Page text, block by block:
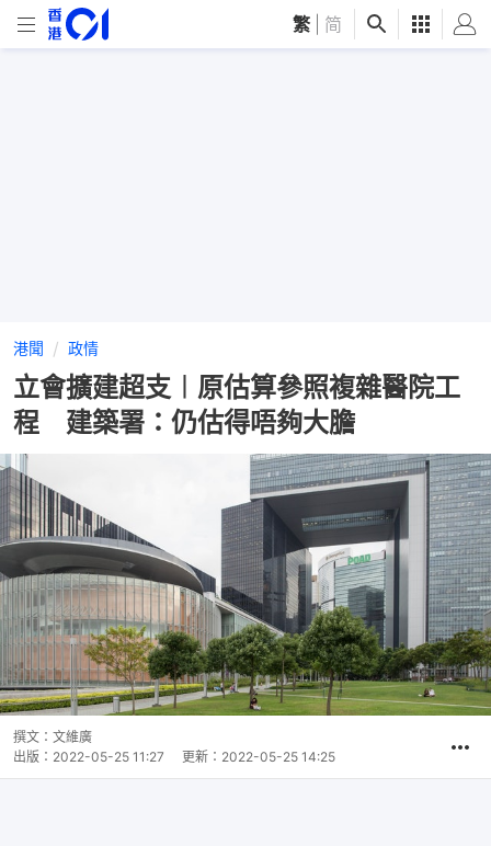
繁 简
港聞 政情
立會擴建超支︱原估算參照複雜醫院工
程 建築署：仍估得唔夠大膽
撰文： 文維廣
出版： 2022-05-25 11:27 更新： 2022-05-25 14:25